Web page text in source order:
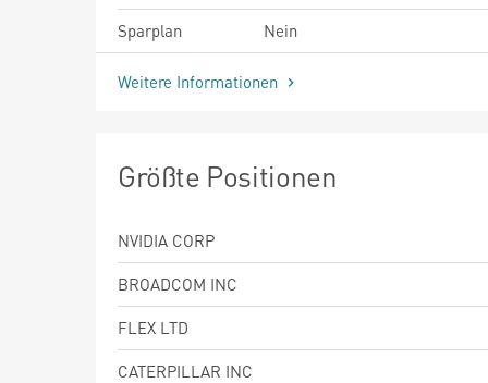
Sparplan
Nein
Weitere Informationen
Größte Positionen
NVIDIA CORP
BROADCOM INC
FLEX LTD
CATERPILLAR INC